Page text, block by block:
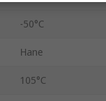
-50°C
Hane
105°C